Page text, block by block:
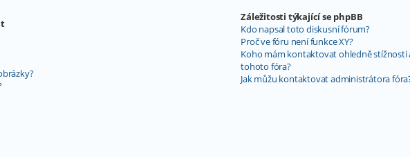
Záležitosti týkající se phpBB
Kdo napsal toto diskusní fórum?
Proč ve fóru není funkce XY?
Koho mám kontaktovat ohledně stížnosti
tohoto fóra?
Jak můžu kontaktovat administrátora